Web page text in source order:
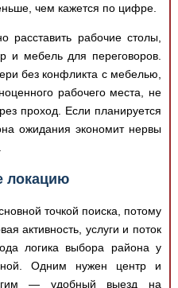
чем кажется по цифре.
расставить рабочие столы,
и мебель для переговоров.
без конфликта с мебелью,
рабочего места, не
проход. Если планируется
ожидания экономит нервы
локацию
точкой поиска, потому
активность, услуги и поток
логика выбора района у
Одним нужен центр и
— удобный выезд на